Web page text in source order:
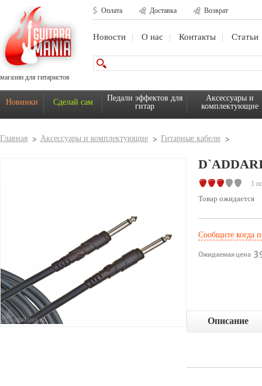
магазин для гитаристов
Оплата Доставка Возврат
Новости О нас Контакты Статьи
Новинки Сделай сам
Педали эффектов для
гитар
Аксессуары и
комплектующие
Главная Аксессуары и комплектующие Гитарные кабели
1
Товар ожидается
Сообщите когда
Ожидаемая цена
Описание